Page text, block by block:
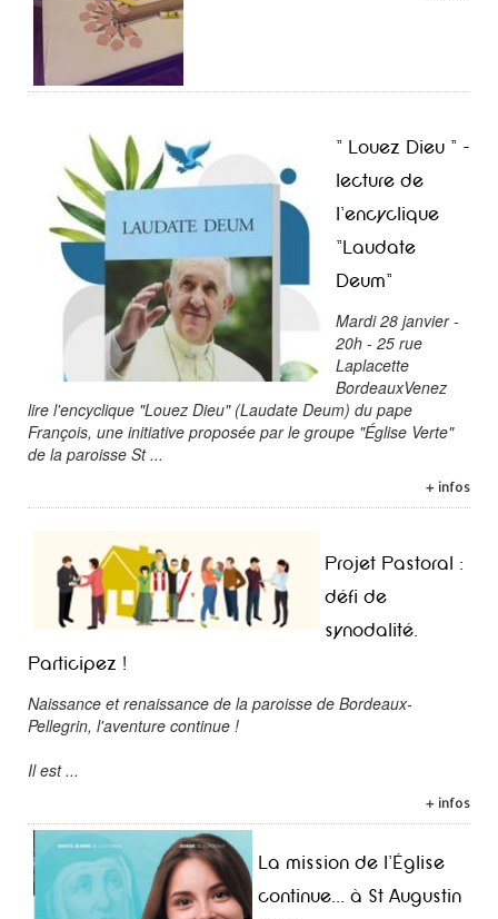
" Louez Dieu " -
lecture de
l'encyclique
"Laudate
Deum"
Mardi 28 janvier -
20h - 25 rue
Laplacette
BordeauxVenez
lire l'encyclique "Louez Dieu" (Laudate Deum) du pape
François, une initiative proposée par le groupe "Église Verte"
de la paroisse St ...
+ infos
Projet Pastoral :
défi de
synodalité.
Participez !
Naissance et renaissance de la paroisse de Bordeaux-
Pellegrin, l'aventure continue !
Il est ...
+ infos
La mission de l'Église
continue... à St Augustin